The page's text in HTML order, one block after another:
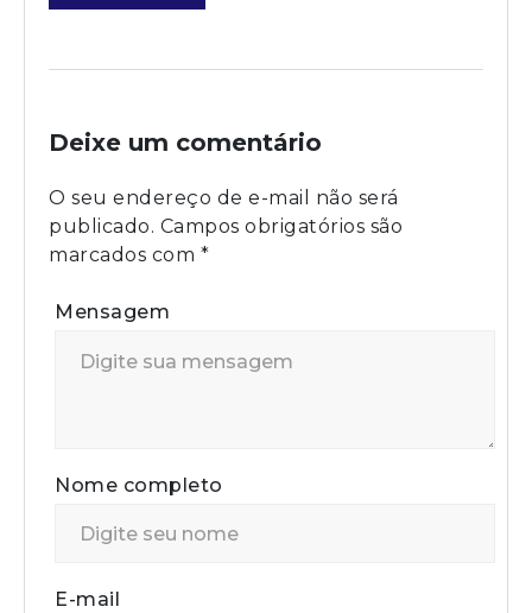
Deixe um comentário
O seu endereço de e-mail não será
publicado. Campos obrigatórios são
marcados com *
Mensagem
Nome completo
E-mail